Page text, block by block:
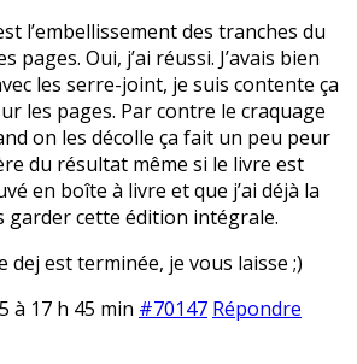
l’embellissement des tranches du
pages. Oui, j’ai réussi. J’avais bien
les serre-joint, je suis contente ça
les pages. Par contre le craquage
on les décolle ça fait un peu peur
du résultat même si le livre est
en boîte à livre et que j’ai déjà la
garder cette édition intégrale.
dej est terminée, je vous laisse ;)
à 17 h 45 min #70147 Répondre